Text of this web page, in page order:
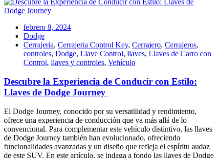
febrero 8, 2024
Dodge
Cerrajeria, Cerrajeria Control Key, Cerrajero, Cerrajeros,
controles, Dodge, Llave Control, llaves, Llaves de Carro con
Control, llaves y controles, Vehículo
Descubre la Experiencia de Conducir con Estilo:
Llaves de Dodge Journey
El Dodge Journey, conocido por su versatilidad y rendimiento,
ofrece una experiencia de conducción que va más allá de lo
convencional. Para complementar este vehículo distintivo, las llaves
de Dodge Journey también han evolucionado, ofreciendo
funcionalidades avanzadas y un diseño que refleja el espíritu audaz
de este SUV. En este artículo, se indaga a fondo las llaves de Dodge